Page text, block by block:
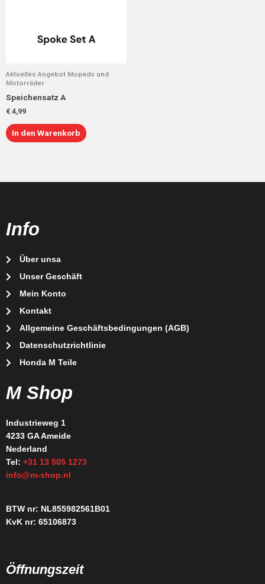
Aktuelles Angebot Mopeds und
Motorräder
Speichensatz A
€ 4,99
In den Warenkorb
Info
Über unsa
Unser Geschäft
Mein Konto
Kontakt
Allgemeine Geschäftsbedingungen (AGB)
Datenschutzrichtlinie
Honda M Teile
M Shop
Industrieweg 1
4233 GA Ameide
Nederland
Tel: +31 13 505 1273
info@m-shop.nl
BTW nr: NL855982561B01
KvK nr: 65106873
Öffnungszeit